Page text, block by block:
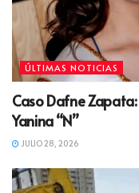
ÚLTIMAS NOTICIAS
Caso Dafne
Yanina “N”
JULIO 28, 2026